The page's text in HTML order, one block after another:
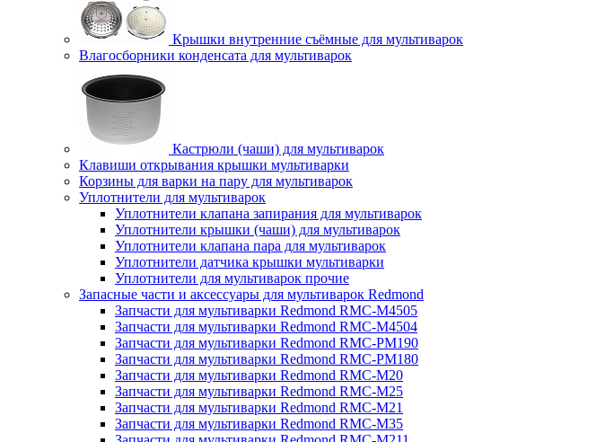
Крышки внутренние съёмные для мультиварок
Влагосборники конденсата для мультиварок
Кастрюли (чаши) для мультиварок
Клавиши открывания крышки мультиварки
Корзины для варки на пару для мультиварок
Уплотнители для мультиварок
Уплотнители клапана запирания для мультиварок
Уплотнители крышки (чаши) для мультиварок
Уплотнители клапана пара для мультиварок
Уплотнители датчика крышки мультиварки
Уплотнители для мультиварок прочие
Запасные части и аксессуары для мультиварок Redmond
Запчасти для мультиварки Redmond RMC-M4505
Запчасти для мультиварки Redmond RMC-M4504
Запчасти для мультиварки Redmond RMC-PM190
Запчасти для мультиварки Redmond RMC-PM180
Запчасти для мультиварки Redmond RMC-M20
Запчасти для мультиварки Redmond RMC-M25
Запчасти для мультиварки Redmond RMC-M21
Запчасти для мультиварки Redmond RMC-M35